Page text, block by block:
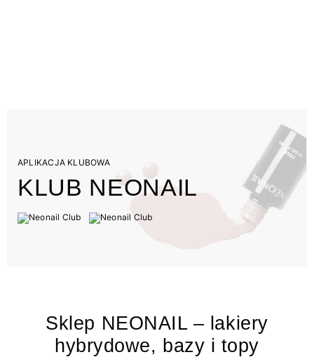
APLIKACJA KLUBOWA
KLUB NEONAIL
Sklep NEONAIL – lakiery
hybrydowe, bazy i topy